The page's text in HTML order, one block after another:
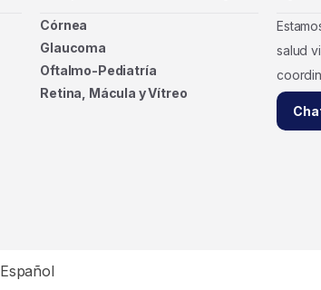
Córnea
Glaucoma
Oftalmo-Pediatría
Retina, Mácula y Vítreo
salud
Español